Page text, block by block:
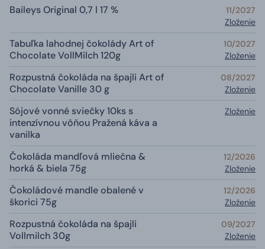
Baileys Original 0,7 l 17 %
11/2027
Zloženie
Tabuľka lahodnej čokolády Art of
Chocolate VollMilch 120g
10/2027
Zloženie
Rozpustná čokoláda na špajli Art of
Chocolate Vanille 30 g
08/2027
Zloženie
Sójové vonné sviečky 10ks s
intenzívnou vôňou Pražená káva a
vanilka
Zloženie
Čokoláda mandľová mliečna &
horká & biela 75g
12/2026
Zloženie
Čokoládové mandle obalené v
škorici 75g
12/2026
Zloženie
Rozpustná čokoláda na špajli
Vollmilch 30g
09/2027
Zloženie